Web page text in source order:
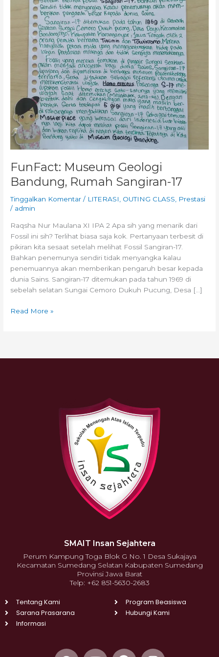
FunFact: Museum Geologi
Bandung, Rumah Sangiran-17
Tinggalkan Komentar / LITERASI, OUTING CLASS, Prestasi
/ admin
Raqsha Nur Maulana XI IPA 2 Apa sih yang menarik dari
Fossil ini sih? Terlihat biasa saja kok. Pertanyaan terbesit di
pikiran kita sesaat setelah melihat Fossil Sangiran-17.
Bahkan penemunya sendiri tidak menyangka kalau
penemuannya akan memberikan pengaruh besar kepada
dunia Sains. Sangiran-17 ditemukan pada tahun 1969 di
sebelah selatan Sungai Cemoro Dukuh Pucung, Desa […]
Read More »
SMAIT Insan Sejahtera
Perum Kampung Toga Blok G No. 1 Desa Sukajaya
Kecamatan Sumedang Selatan Kabupaten Sumedang
Provinsi Jawa Barat
Telp: +62 851-5630-2683
Tentang Kami
Sarana Prasarana
Informasi
Program Beasiswa
Hubungi Kami